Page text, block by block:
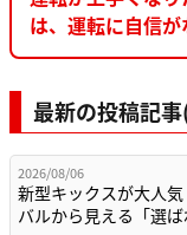
は、運転に自信
最新の投稿記
2026/08/06
新型キックスが大人
バルから見える「選ば